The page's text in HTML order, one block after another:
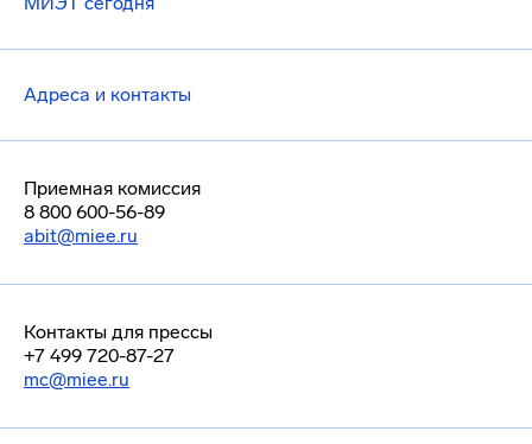
Адреса и контакты
Приемная комиссия
8 800 600-56-89
abit@miee.ru
Контакты для прессы
+7 499 720-87-27
mc@miee.ru